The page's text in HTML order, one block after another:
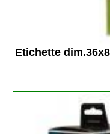
Etichette